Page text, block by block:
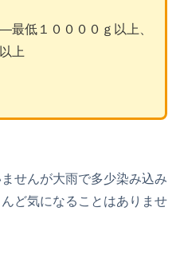
最低１００００ｇ以上、
上
せんが大雨で多少染み込み
ど気になることはありませ